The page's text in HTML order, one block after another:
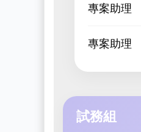
專案助理
專案助理
試務組